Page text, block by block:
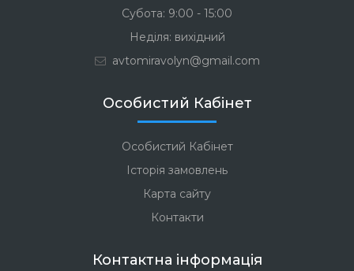
Субота: 9:00 - 15:00
Неділя: вихідний
avtomiravolyn@gmail.com
Особистий Кабінет
Особистий Кабінет
Історія замовлень
Карта сайту
Контакти
Контактна інформація